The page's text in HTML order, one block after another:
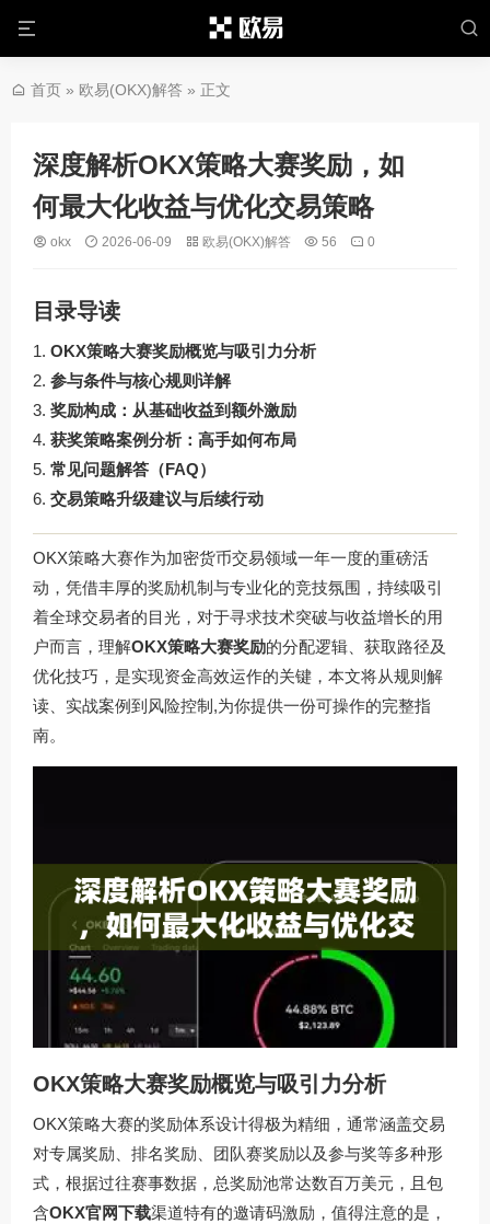
首页 » 欧易(OKX)解答 » 正文
深度解析OKX策略大赛奖励，如
何最大化收益与优化交易策略
okx 2026-06-09 欧易(OKX)解答 56 0
目录导读
OKX策略大赛奖励概览与吸引力分析
参与条件与核心规则详解
奖励构成：从基础收益到额外激励
获奖策略案例分析：高手如何布局
常见问题解答（FAQ）
交易策略升级建议与后续行动
OKX策略大赛作为加密货币交易领域一年一度的重磅活
动，凭借丰厚的奖励机制与专业化的竞技氛围，持续吸引
着全球交易者的目光，对于寻求技术突破与收益增长的用
户而言，理解OKX策略大赛奖励的分配逻辑、获取路径及
优化技巧，是实现资金高效运作的关键，本文将从规则解
读、实战案例到风险控制,为你提供一份可操作的完整指
南。
OKX策略大赛奖励概览与吸引力分析
OKX策略大赛的奖励体系设计得极为精细，通常涵盖交易
对专属奖励、排名奖励、团队赛奖励以及参与奖等多种形
式，根据过往赛事数据，总奖励池常达数百万美元，且包
含OKX官网下载渠道特有的邀请码激励，值得注意的是，